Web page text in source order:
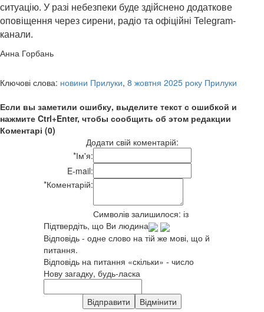
ситуацію. У разі небезпеки буде здійснено додаткове
оповіщення через сирени, радіо та офіційні Telegram-
канали.
Анна Горбань
Ключові слова: новини Прилуки, 8 жовтня 2025 року Прилуки
Если вы заметили ошибку, выделите текст с ошибкой и
нажмите Ctrl+Enter, чтобы сообщить об этом редакции
Коментарі (0)
Додати свій коментарій:
*Ім'я:
E-mail:
*Коментарій:
Символів залишилося: із
Підтвердіть, що Ви людина
Відповідь - одне слово на тій же мові, що й
питання.
Відповідь на питання «скільки» - число
Нову загадку, будь-ласка